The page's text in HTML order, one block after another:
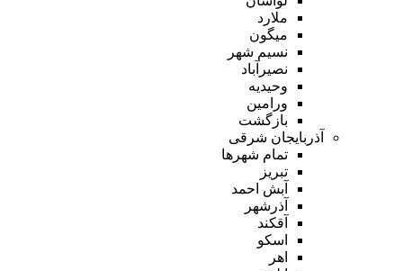
ملارد
میگون
نسیم شهر
نصیرآباد
وحیدیه
ورامین
بازگشت
آذربایجان شرقی
تمام شهر‌ها
تبریز
آبش احمد
آذرشهر
آقکند
اسکو
اهر